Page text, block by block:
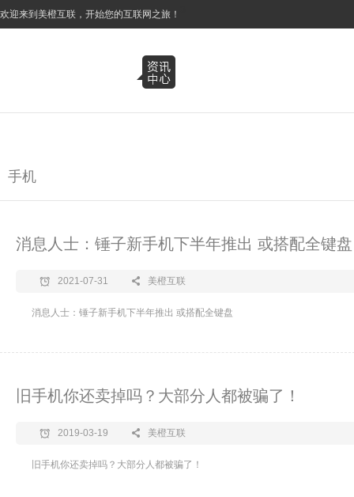
欢迎来到美橙互联，开始您的互联网之旅！
手机
消息人士：锤子新手机下半年推出 或搭配全键盘
2021-07-31 美橙互联
消息人士：锤子新手机下半年推出 或搭配全键盘
旧手机你还卖掉吗？大部分人都被骗了！
2019-03-19 美橙互联
旧手机你还卖掉吗？大部分人都被骗了！